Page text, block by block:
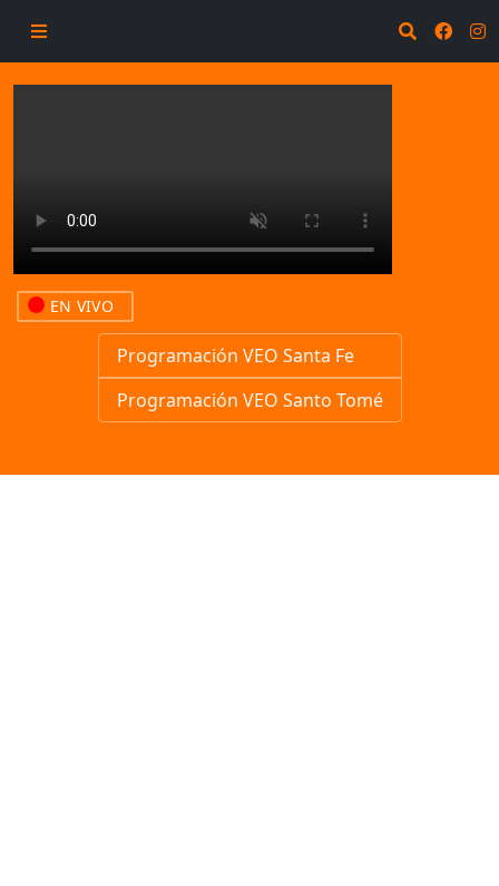
EN VIVO
Programación VEO Santa Fe
Programación VEO Santo Tomé